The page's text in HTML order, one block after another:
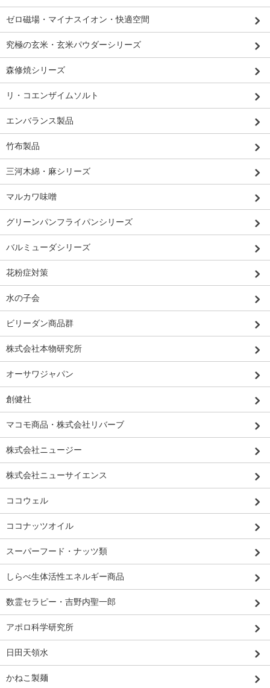
ゼロ磁場・マイナスイオン・快適空間
究極の玄米・玄米パウダーシリーズ
森修焼シリーズ
リ・コエンザイムソルト
エンバランス製品
竹布製品
三河木綿・麻シリーズ
マルカワ味噌
グリーンパンフライパンシリーズ
バルミューダシリーズ
花粉症対策
水の子会
ビリーダン商品群
株式会社本物研究所
オーサワジャパン
創健社
マコモ商品・株式会社リバーブ
株式会社ニュージー
株式会社ニューサイエンス
ココウェル
ココナッツオイル
スーパーフード・ナッツ類
しらべ生体活性エネルギー商品
数霊セラピー・吉野内聖一郎
アポロ科学研究所
日田天領水
かねこ製麺